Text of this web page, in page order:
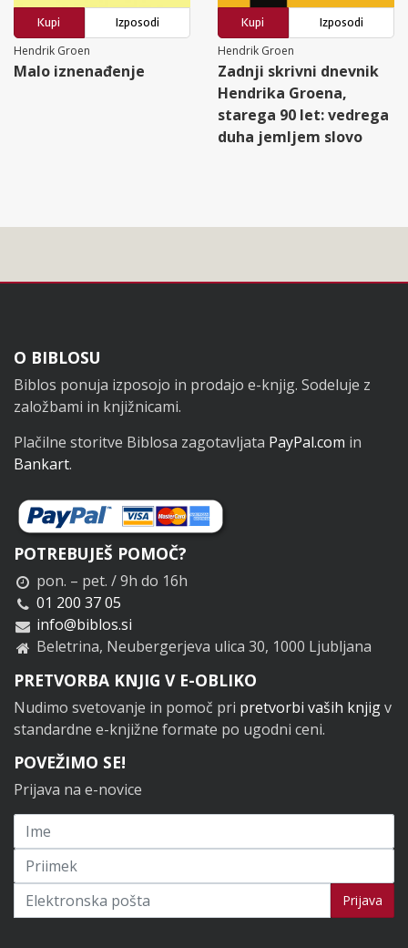
Kupi
Izposodi
Hendrik Groen
Malo iznenađenje
Kupi
Izposodi
Hendrik Groen
Zadnji skrivni dnevnik
Hendrika Groena,
starega 90 let: vedrega
duha jemljem slovo
Noga
O BIBLOSU
Biblos ponuja izposojo in prodajo e-knjig. Sodeluje z
založbami in knjižnicami.
Plačilne storitve Biblosa zagotavljata PayPal.com in
Bankart.
POTREBUJEŠ POMOČ?
pon. – pet. / 9h do 16h
01 200 37 05
info@biblos.si
Beletrina, Neubergerjeva ulica 30, 1000 Ljubljana
PRETVORBA KNJIG V E-OBLIKO
Nudimo svetovanje in pomoč pri pretvorbi vaših knjigv
standardne e-knjižne formate po ugodni ceni.
POVEŽIMO SE!
Prijava na e-novice
Prijavi se na novice Prijava